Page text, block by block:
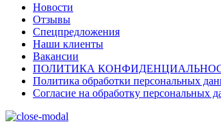
Новости
Отзывы
Спецпредложения
Наши клиенты
Вакансии
ПОЛИТИКА
Политика обработки персональных
Согласие на обработку персональных